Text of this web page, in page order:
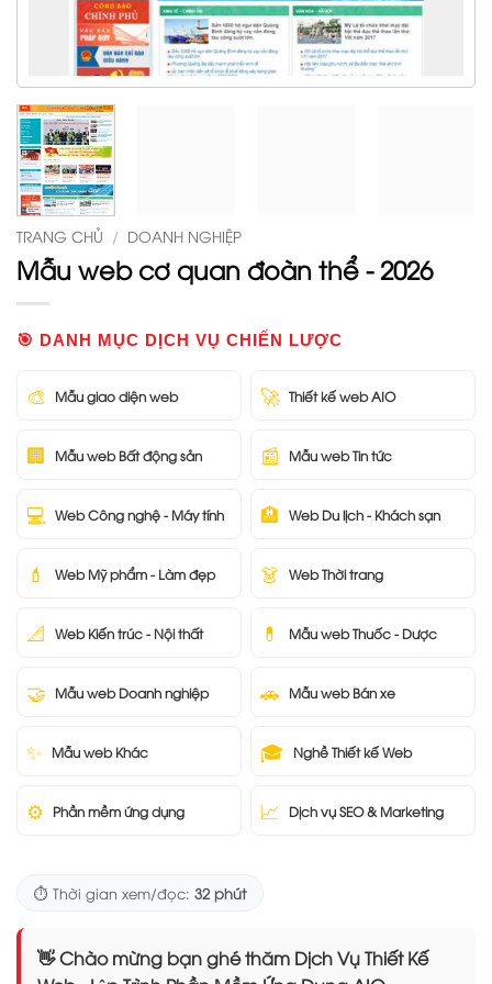
TRANG CHỦ / DOANH NGHIỆP
Mẫu web cơ quan đoàn thể - 2026
🎯 DANH MỤC DỊCH VỤ CHIẾN LƯỢC
🎨 Mẫu giao diện web 🚀 Thiết kế web AIO
🏢 Mẫu web Bất động sản 📰 Mẫu web Tin tức
💻 Web Công nghệ - Máy tính 🏨 Web Du lịch - Khách sạn
💄 Web Mỹ phẩm - Làm đẹp 👗 Web Thời trang
📐 Web Kiến trúc - Nội thất 💊 Mẫu web Thuốc - Dược
🤝 Mẫu web Doanh nghiệp 🚗 Mẫu web Bán xe
✨ Mẫu web Khác 🎓 Nghề Thiết kế Web
⚙️ Phần mềm ứng dụng 📈 Dịch vụ SEO & Marketing
⏱️ Thời gian xem/đọc: 32 phút
👋 Chào mừng bạn ghé thăm Dịch Vụ Thiết Kế